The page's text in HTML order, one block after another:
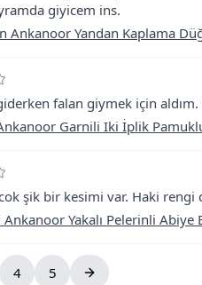
giyicem ins.
Ankanoor Yandan Kaplama
falan giymek için
Garnili Iki İplik
şik bir kesimi var. Haki
Ankanoor Yakalı Pelerinli Abiye
4 5